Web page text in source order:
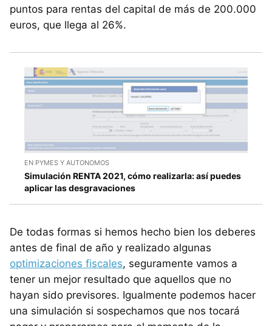
puntos para rentas del capital de más de 200.000
euros, que llega al 26%.
EN PYMES Y AUTONOMOS
Simulación RENTA 2021, cómo realizarla: así puedes
aplicar las desgravaciones
De todas formas si hemos hecho bien los deberes
antes de final de año y realizado algunas
optimizaciones fiscales, seguramente vamos a
tener un mejor resultado que aquellos que no
hayan sido previsores. Igualmente podemos hacer
una simulación si sospechamos que nos tocará